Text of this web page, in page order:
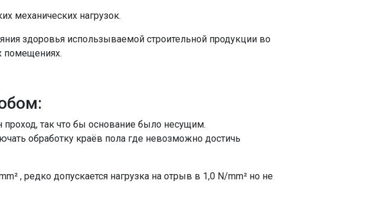
механических нагрузок.
здоровья использываемой строительной продукции во
помещениях.
проход, так что бы основание было несущим.
обработку краёв пола где невозможно достичь
, редко допускается нагрузка на отрыв в 1,0 N/mm² но не